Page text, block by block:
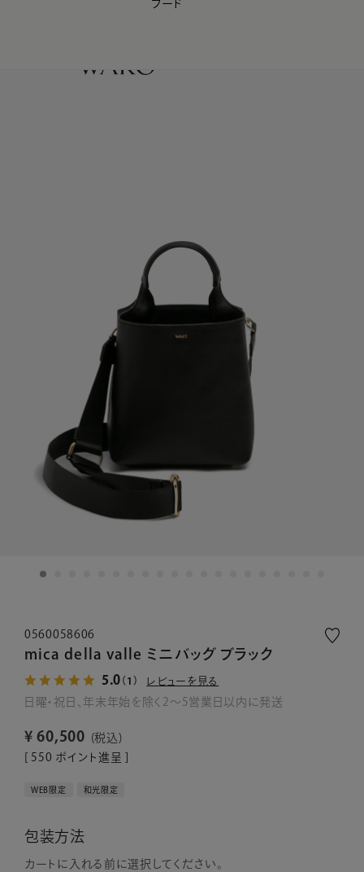
【会員様限定】夏のプレゼントキャンペーン開催中
フード
0560058606
mica della valle ミニバッグ ブラック
5.0 （1） レビューを見る
日曜・祝日、年末年始を除く2～5営業日以内に発送
¥ 60,500
税込
550 ポイント進呈 ]
WEB限定 和光限定
包装方法
カートに入れる前に選択してください。